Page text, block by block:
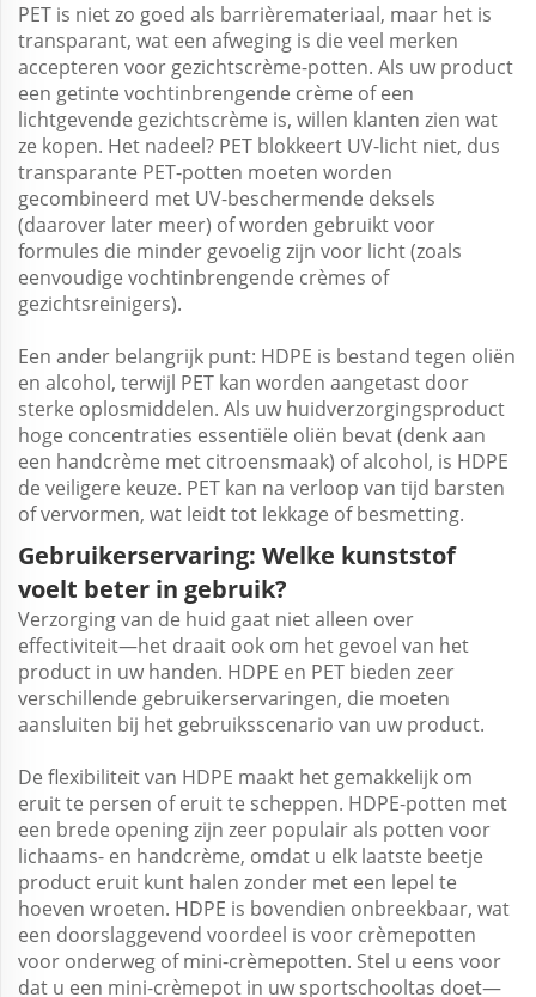
PET is niet zo goed als barrièremateriaal, maar het is
transparant, wat een afweging is die veel merken
accepteren voor gezichtscrème-potten. Als uw product
een getinte vochtinbrengende crème of een
lichtgevende gezichtscrème is, willen klanten zien wat
ze kopen. Het nadeel? PET blokkeert UV-licht niet, dus
transparante PET-potten moeten worden
gecombineerd met UV-beschermende deksels
(daarover later meer) of worden gebruikt voor
formules die minder gevoelig zijn voor licht (zoals
eenvoudige vochtinbrengende crèmes of
gezichtsreinigers).
Een ander belangrijk punt: HDPE is bestand tegen oliën
en alcohol, terwijl PET kan worden aangetast door
sterke oplosmiddelen. Als uw huidverzorgingsproduct
hoge concentraties essentiële oliën bevat (denk aan
een handcrème met citroensmaak) of alcohol, is HDPE
de veiligere keuze. PET kan na verloop van tijd barsten
of vervormen, wat leidt tot lekkage of besmetting.
Gebruikerservaring: Welke kunststof
voelt beter in gebruik?
Verzorging van de huid gaat niet alleen over
effectiviteit—het draait ook om het gevoel van het
product in uw handen. HDPE en PET bieden zeer
verschillende gebruikerservaringen, die moeten
aansluiten bij het gebruiksscenario van uw product.
De flexibiliteit van HDPE maakt het gemakkelijk om
eruit te persen of eruit te scheppen. HDPE-potten met
een brede opening zijn zeer populair als potten voor
lichaams- en handcrème, omdat u elk laatste beetje
product eruit kunt halen zonder met een lepel te
hoeven wroeten. HDPE is bovendien onbreekbaar, wat
een doorslaggevend voordeel is voor crèmepotten
voor onderweg of mini-crèmepotten. Stel u eens voor
dat u een mini-crèmepot in uw sportschooltas doet—